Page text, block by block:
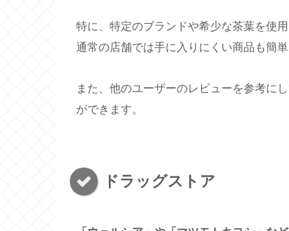
特に、特定のブランドや希少な茶葉を使
通常の店舗では手に入りにくい商品も簡
また、他のユーザーのレビューを参考に
ができます。
ドラッグストア